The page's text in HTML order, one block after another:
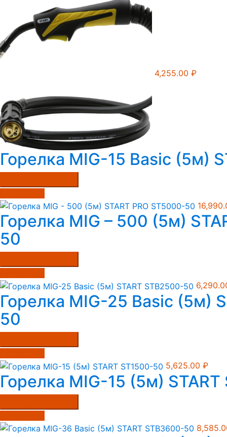
4,255.00 ₽
Горелка MIG-15 Basic (5м)
Горелка MIG – 500 (5м)
50
Горелка MIG-25 Basic (5м)
50
5,625.00 ₽
Горелка MIG-15 (5м)